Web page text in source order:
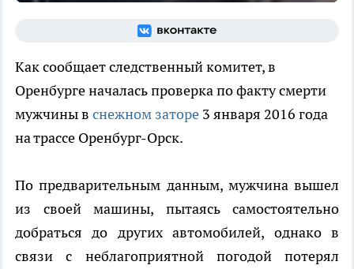
Как сообщает следственный комитет, в
Оренбурге началась проверка по факту смерти
мужчины в снежном заторе 3 января 2016 года
на трассе Оренбург-Орск.
По предварительным данным, мужчина вышел
из своей машины, пытаясь самостоятельно
добраться до других автомобилей, однако в
связи с неблагоприятной погодой потерял